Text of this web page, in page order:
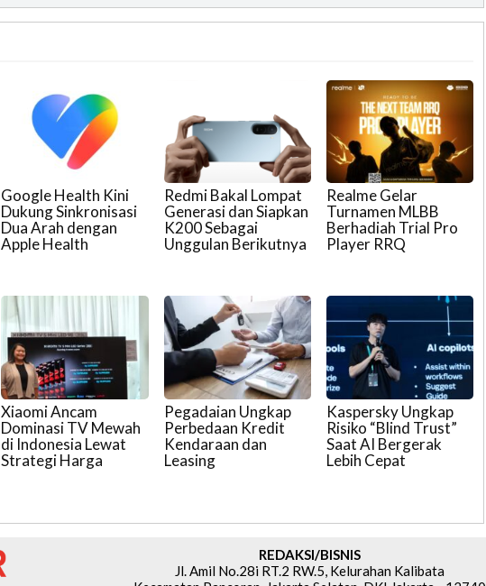
Google Health Kini
Dukung Sinkronisasi
Dua Arah dengan
Apple Health
Redmi Bakal Lompat
Generasi dan Siapkan
K200 Sebagai
Unggulan Berikutnya
Realme Gelar
Turnamen MLBB
Berhadiah Trial Pro
Player RRQ
Xiaomi Ancam
Dominasi TV Mewah
di Indonesia Lewat
Strategi Harga
Pegadaian Ungkap
Perbedaan Kredit
Kendaraan dan
Leasing
Kaspersky Ungkap
Risiko “Blind Trust”
Saat AI Bergerak
Lebih Cepat
REDAKSI/BISNIS
Jl. Amil No.28i RT.2 RW.5, Kelurahan Kalibata